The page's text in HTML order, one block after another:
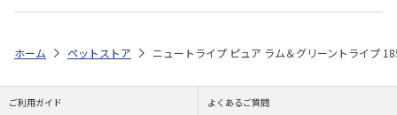
ホーム ペットストア ニュートライプ ピュア ラム＆グリーントライプ
ご利用ガイド よくあるご質問